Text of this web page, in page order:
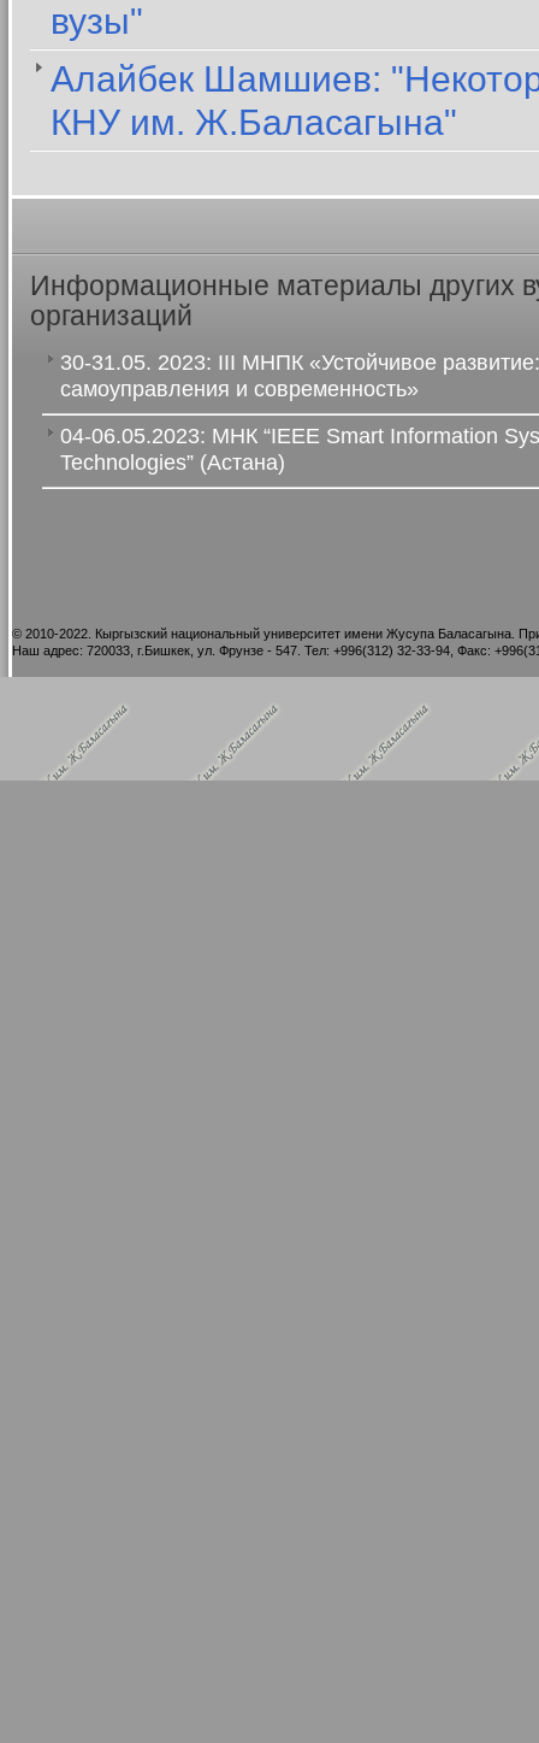
вузы"
Алайбек Шамшиев:
КНУ им. Ж.Баласагына"
Информационные материалы других
организаций
30-31.05. 2023: III МНПК «Устойчивое
самоуправления и современность»
04-06.05.2023: МНК “IEEE Smart Information
Technologies” (Астана)
© 2010-2022. Кыргызский национальный университет имени Жусупа Баласагына.
Наш адрес: 720033, г.Бишкек, ул. Фрунзе - 547. Тел: +996(312) 32-33-94, Факс: